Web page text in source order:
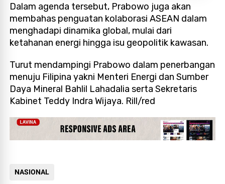
Dalam agenda tersebut, Prabowo juga akan
membahas penguatan kolaborasi ASEAN dalam
menghadapi dinamika global, mulai dari
ketahanan energi hingga isu geopolitik kawasan.
Turut mendampingi Prabowo dalam penerbangan
menuju Filipina yakni Menteri Energi dan Sumber
Daya Mineral Bahlil Lahadalia serta Sekretaris
Kabinet Teddy Indra Wijaya. Rill/red
NASIONAL